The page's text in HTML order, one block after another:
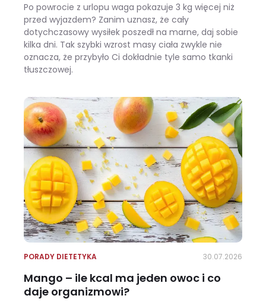
Po powrocie z urlopu waga pokazuje 3 kg więcej niż
przed wyjazdem? Zanim uznasz, że cały
dotychczasowy wysiłek poszedł na marne, daj sobie
kilka dni. Tak szybki wzrost masy ciała zwykle nie
oznacza, że przybyło Ci dokładnie tyle samo tkanki
tłuszczowej.
PORADY DIETETYKA 30.07.2026
Mango – ile kcal ma jeden owoc i co
daje organizmowi?